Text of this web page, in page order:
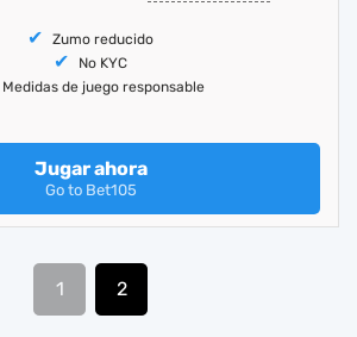
Zumo reducido
No KYC
Medidas de juego responsable
Jugar ahora
Go to Bet105
1 2